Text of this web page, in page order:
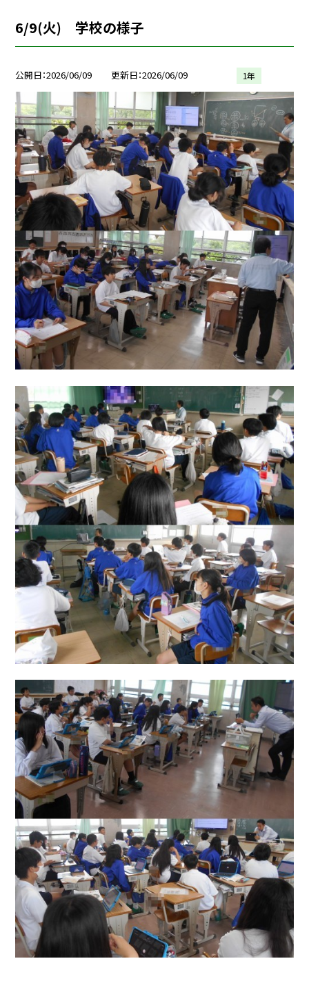
6/9(火) 学校の様子
公開日 2026/06/09 更新日 2026/06/09 1年